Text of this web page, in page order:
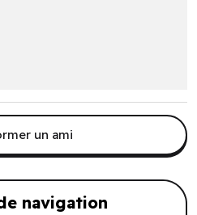
un ami
navigation